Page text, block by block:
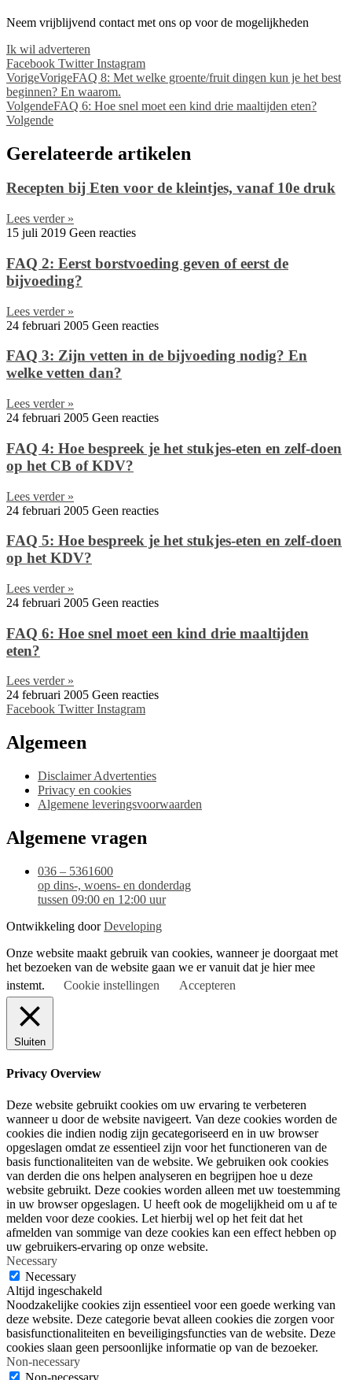
Neem vrijblijvend contact met ons op voor de mogelijkheden
Ik wil adverteren
Facebook Twitter Instagram
VorigeVorigeFAQ 8: Met welke groente/fruit dingen kun je het best
beginnen? En waarom.
VolgendeFAQ 6: Hoe snel moet een kind drie maaltijden eten?
Volgende
Gerelateerde artikelen
Recepten bij Eten voor de kleintjes, vanaf 10e druk
Lees verder »
15 juli 2019 Geen reacties
FAQ 2: Eerst borstvoeding geven of eerst de
bijvoeding?
Lees verder »
24 februari 2005 Geen reacties
FAQ 3: Zijn vetten in de bijvoeding nodig? En
welke vetten dan?
Lees verder »
24 februari 2005 Geen reacties
FAQ 4: Hoe bespreek je het stukjes-eten en zelf-doen
op het CB of KDV?
Lees verder »
24 februari 2005 Geen reacties
FAQ 5: Hoe bespreek je het stukjes-eten en zelf-doen
op het KDV?
Lees verder »
24 februari 2005 Geen reacties
FAQ 6: Hoe snel moet een kind drie maaltijden
eten?
Lees verder »
24 februari 2005 Geen reacties
Facebook Twitter Instagram
Algemeen
Disclaimer Advertenties
Privacy en cookies
Algemene leveringsvoorwaarden
Algemene vragen
036 – 5361600
op dins-, woens- en donderdag
tussen 09:00 en 12:00 uur
Ontwikkeling doorDeveloping
Onze website maakt gebruik van cookies, wanneer je doorgaat met
het bezoeken van de website gaan we er vanuit dat je hier mee
instemt.
Cookie instellingen Accepteren
Sluiten
Privacy Overview
Deze website gebruikt cookies om uw ervaring te verbeteren
wanneer u door de website navigeert. Van deze cookies worden de
cookies die indien nodig zijn gecategoriseerd en in uw browser
opgeslagen omdat ze essentieel zijn voor het functioneren van de
basis functionaliteiten van de website. We gebruiken ook cookies
van derden die ons helpen analyseren en begrijpen hoe u deze
website gebruikt. Deze cookies worden alleen met uw toestemming
in uw browser opgeslagen. U heeft ook de mogelijkheid om u af te
melden voor deze cookies. Let hierbij wel op het feit dat het
afmelden van sommige van deze cookies kan een effect hebben op
uw gebruikers-ervaring op onze website.
Necessary
Necessary
Altijd ingeschakeld
Noodzakelijke cookies zijn essentieel voor een goede werking van
deze website. Deze categorie bevat alleen cookies die zorgen voor
basisfunctionaliteiten en beveiligingsfuncties van de website. Deze
cookies slaan geen persoonlijke informatie op van de bezoeker.
Non-necessary
Non-necessary